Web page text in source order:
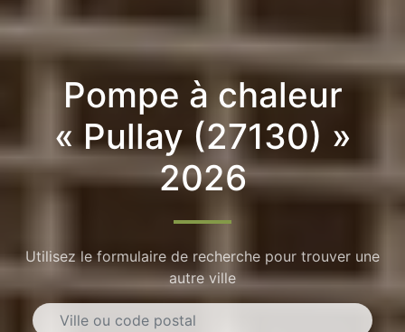
Pompe à chaleur
« Pullay (27130) »
2026
Utilisez le formulaire de recherche pour trouver une
autre ville